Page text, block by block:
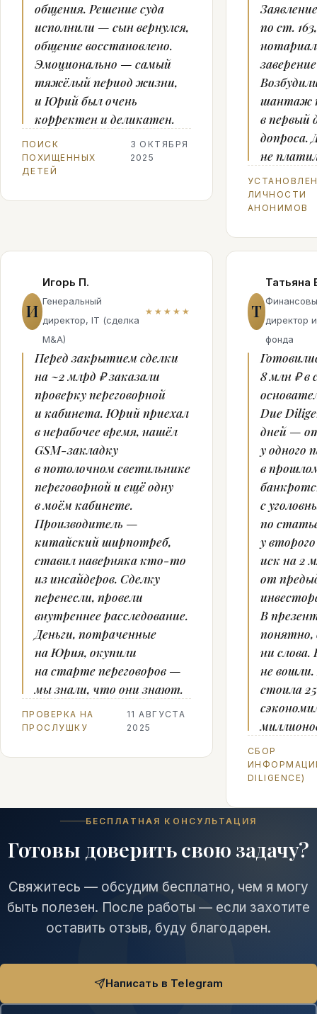
общения. Решение суда
исполнили — сын вернулся,
общение восстановлено.
Эмоционально — самый
тяжёлый период жизни,
и Юрий был очень
корректен и деликатен.
ПОИСК
ПОХИЩЕННЫХ
ДЕТЕЙ
3 ОКТЯБРЯ
2025
по ст. 163,
шантаж
в первый
допроса.
не
ЛИЧНОСТИ
АНОНИМОВ
И
Игорь П.
Генеральный
директор, IT (сделка
M&A)
★★★★★
Перед закрытием сделки
на ~2 млрд ₽ заказали
проверку переговорной
и кабинета. Юрий приехал
в нерабочее время, нашёл
GSM-закладку
в потолочном светильнике
переговорной и ещё одну
в моём кабинете.
Производитель —
китайский ширпотреб,
ставил наверняка кто-то
из инсайдеров. Сделку
перенесли, провели
внутреннее расследование.
Деньги, потраченные
на Юрия, окупили
на старте переговоров —
мы знали, что они знают.
ПРОВЕРКА НА
ПРОСЛУШКУ
11 АВГУСТА
2025
Т
Татьяна
директор
фонда
8 млн ₽ в
Due
дней —
у одного
в
с
по
у
иск на 2
от
В
понятно,
ни слова.
не
стоила
СБОР
DILIGENCE)
БЕСПЛАТНАЯ КОНСУЛЬТАЦИЯ
Готовы доверить свою задачу?
Свяжитесь — обсудим бесплатно, чем я могу
быть полезен. После работы — если захотите
оставить отзыв, буду благодарен.
Написать в Telegram